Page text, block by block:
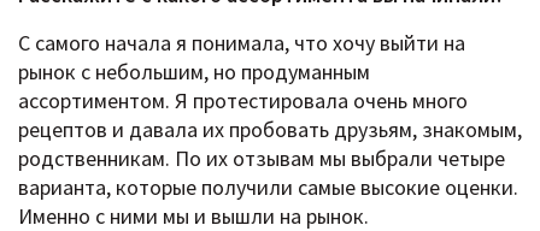
С самого начала я понимала, что хочу выйти на
рынок с небольшим, но продуманным
ассортиментом. Я протестировала очень много
рецептов и давала их пробовать друзьям, знакомым,
родственникам. По их отзывам мы выбрали четыре
варианта, которые получили самые высокие оценки.
Именно с ними мы и вышли на рынок.